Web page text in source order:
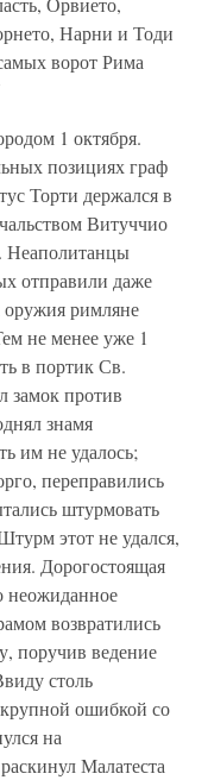
Нарни и Тоди
ворот Рима
1 октября.
позициях граф
Торти держался в
Витуччио
Неаполитанцы
отправили даже
римляне
не менее уже 1
в портик Св.
замок против
знамя
им не удалось;
переправились
штурмовать
этот не удался,
Дорогостоящая
неожиданное
возвратились
поручив ведение
столь
ошибкой со
на
Малатеста